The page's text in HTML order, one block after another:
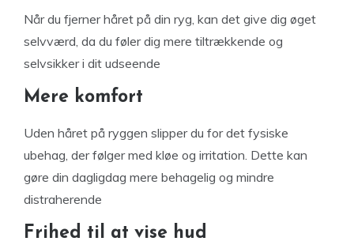
Når du fjerner håret på din ryg, kan det give dig øget
selvværd, da du føler dig mere tiltrækkende og
selvsikker i dit udseende
Mere komfort
Uden håret på ryggen slipper du for det fysiske
ubehag, der følger med kløe og irritation. Dette kan
gøre din dagligdag mere behagelig og mindre
distraherende
Frihed til at vise hud